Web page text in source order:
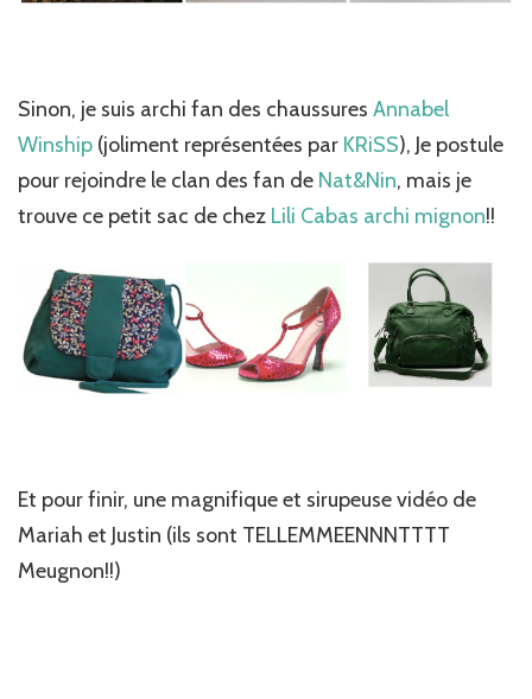
Sinon, je suis archi fan des chaussures Annabel
Winship (joliment représentées par KRiSS), Je postule
pour rejoindre le clan des fan de Nat&Nin, mais je
trouve ce petit sac de chez Lili Cabas archi mignon!!
Et pour finir, une magnifique et sirupeuse vidéo de
Mariah et Justin (ils sont TELLEMMEENNNTTTT
Meugnon!!)